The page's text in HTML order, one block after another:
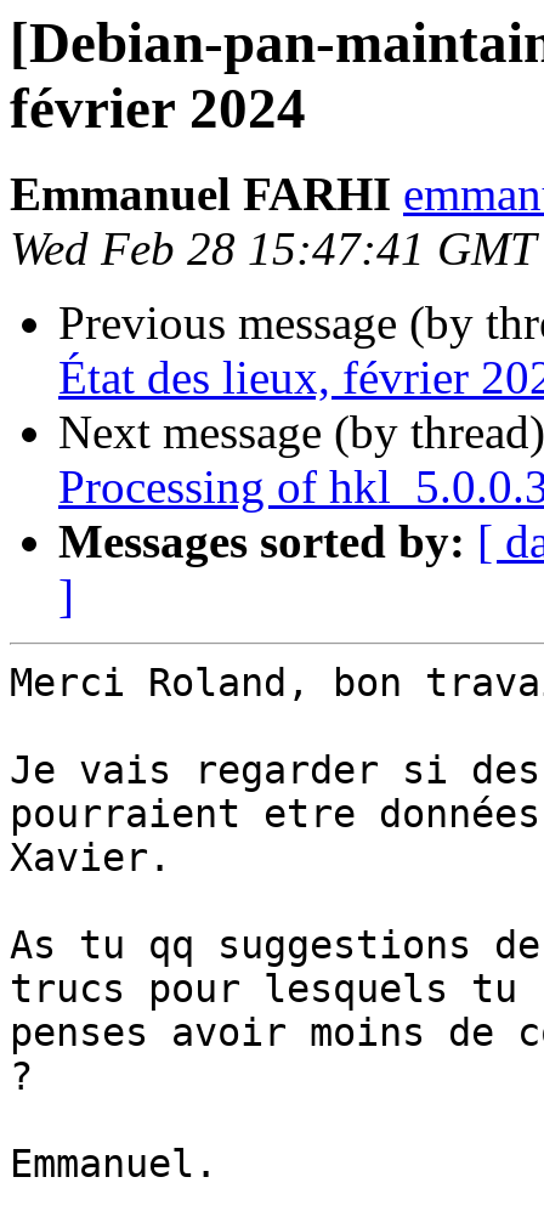
[Debian-pan-
février 2024
Emmanuel FARHI
Wed Feb 28 15:47:41
Previous message (by
État des lieux, février
Next message (by
Processing of
Messages sorted by: [
]
Merci Roland, bon
Je vais regarder si des
pourraient etre
Xavier.
As tu qq suggestions
trucs pour lesquels tu
penses avoir moins de
?
Emmanuel.